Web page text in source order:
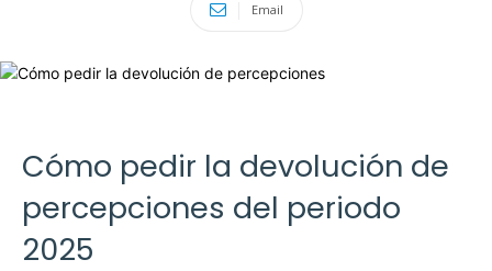
Email
Cómo pedir la devolución de
percepciones del periodo
2025